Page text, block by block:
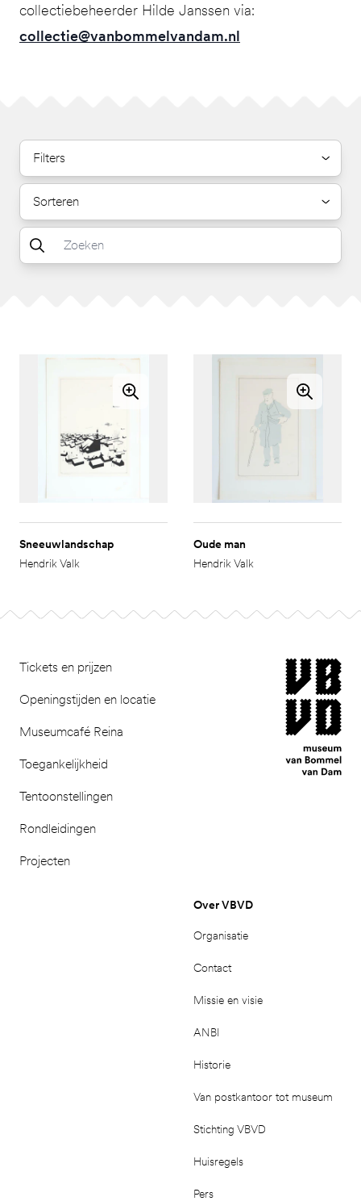
collectiebeheerder Hilde Janssen via:
collectie@vanbommelvandam.nl
Filters
Sorteren
Sneeuwlandschap
Hendrik Valk
Oude man
Hendrik Valk
Tickets en prijzen
Openingstijden en locatie
Museumcafé Reina
Toegankelijkheid
Tentoonstellingen
Rondleidingen
Projecten
museum van
Over VBVD
Organisatie
Contact
Missie en visie
ANBI
Historie
Van postkantoor tot museum
Stichting VBVD
Huisregels
Pers